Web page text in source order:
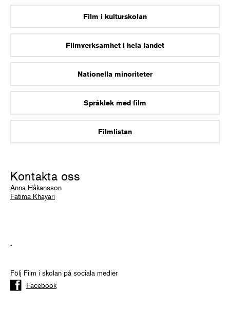
Film i kulturskolan
Filmverksamhet i hela landet
Nationella minoriteter
Språklek med film
Filmlistan
Kontakta oss
Anna Håkansson
Fatima Khayari
.
Följ Film i skolan på sociala medier
Facebook